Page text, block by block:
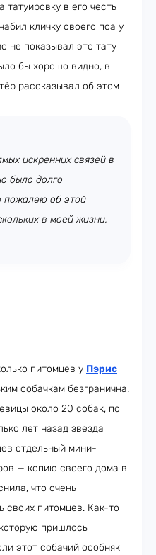
в его честь
кличку своего пса у
не показывал это тату
бы хорошо видно, в
рассказывал об этом
искренних связей в
было долго
пожалею об этой
в моей жизни,
питомцев у Пэрис
собачкам безгранична.
около 20 собак, по
лет назад звезда
отдельный мини-
— копию своего дома в
что очень
своих питомцев. Как-то
пришлось
этот собачий особняк